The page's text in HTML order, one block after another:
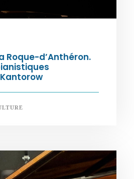
Roque-d’Anthéron.